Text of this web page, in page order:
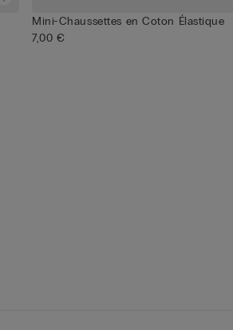
Mini-Chaussettes en Coton Élastique
7,00 €